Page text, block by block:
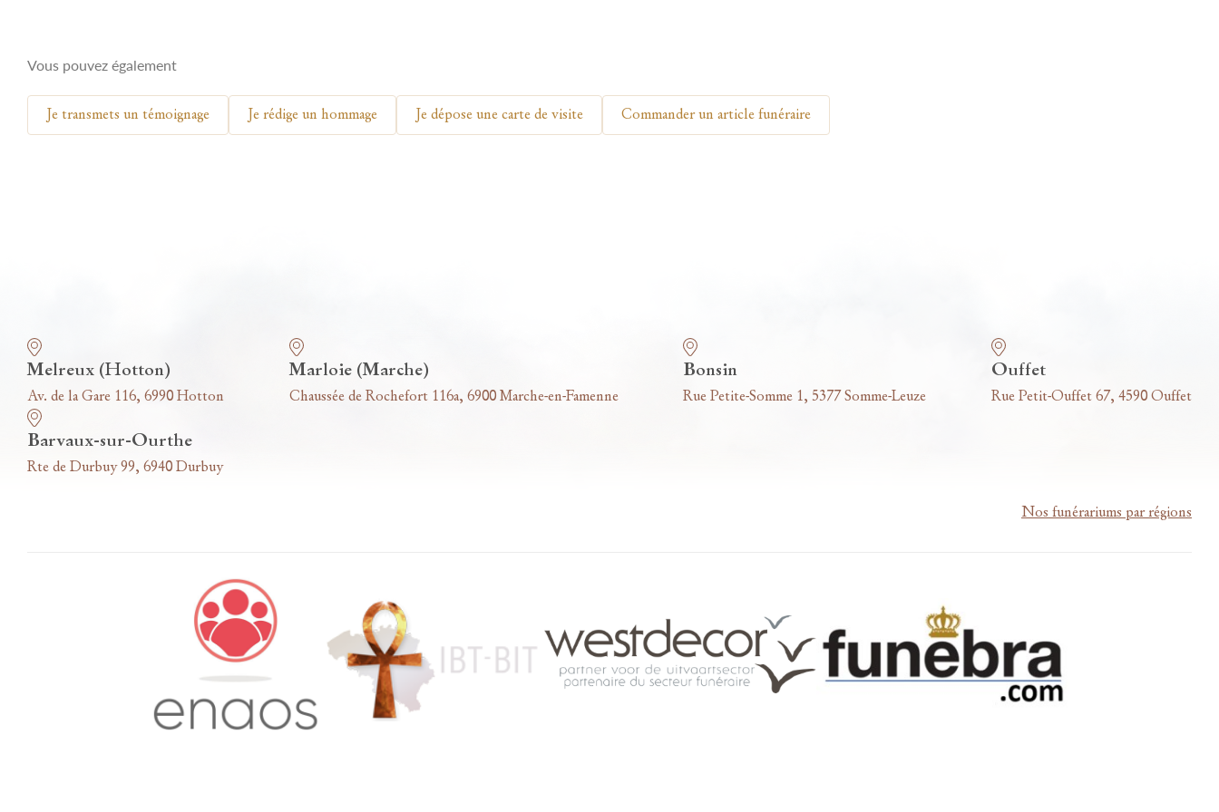
Vous pouvez également
Je transmets un témoignage Je rédige un hommage Je dépose une carte de visite Commander un article funéraire
Melreux (Hotton)
Av. de la Gare 116, 6990 Hotton
Marloie (Marche)
Chaussée de Rochefort 116a, 6900 Marche-en-Famenne
Bonsin
Rue Petite-Somme 1, 5377 Somme-Leuze
Ouffet
Rue Petit-Ouffet 67, 4590 Ouffet
Barvaux-sur-Ourthe
Rte de Durbuy 99, 6940 Durbuy
Nos funérariums par régions